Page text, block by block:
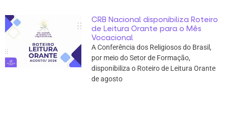
CRB Nacional disponibiliza Roteiro
de Leitura Orante para o Mês
Vocacional
A Conferência dos Religiosos do Brasil,
por meio do Setor de Formação,
disponibiliza o Roteiro de Leitura Orante
de agosto